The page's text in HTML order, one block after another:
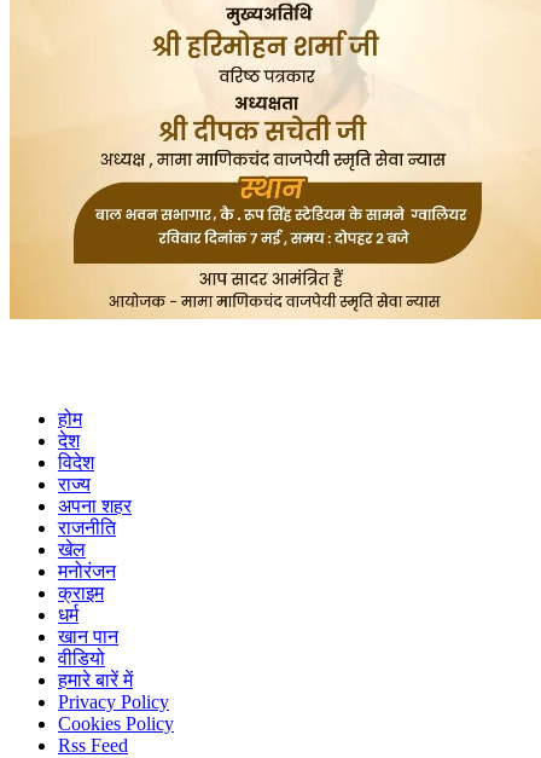
होम
देश
विदेश
राज्य
अपना शहर
राजनीति
खेल
मनोरंजन
क्राइम
धर्म
खान पान
वीडियो
हमारे बारें में
Privacy Policy
Cookies Policy
Rss Feed